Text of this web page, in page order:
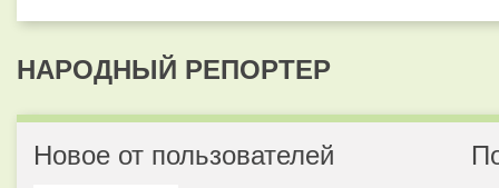
НАРОДНЫЙ РЕПОРТЕР
Новое от пользователей